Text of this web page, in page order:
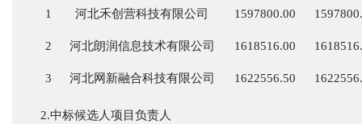
1 河北禾创营科技有限公司 1597800.00
2 河北朗润信息技术有限公司 1618516.00
3 河北网新融合科技有限公司 1622556.50
2.中标候选人项目负责人